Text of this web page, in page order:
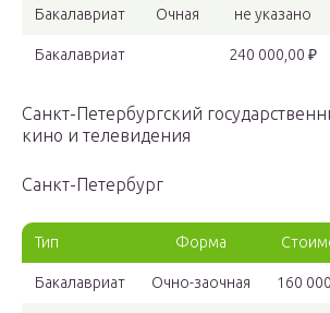
Бакалавриат Очная не указано
Бакалавриат 240 000,00 ₽
Санкт-Петербургский
кино и телевидения
Санкт-Петербург
Тип Форма
Бакалавриат Очно-заочная 160